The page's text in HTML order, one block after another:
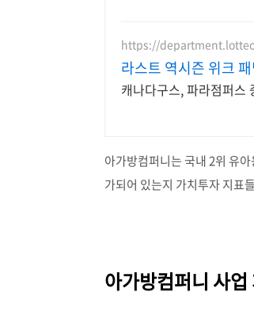
https://
라스트 역시즌 위크
캐나다구스, 파라점퍼
아가방컴퍼니는 국내 2위 유
가되어 있는지 가치투자 지표
아가방컴퍼니 사업